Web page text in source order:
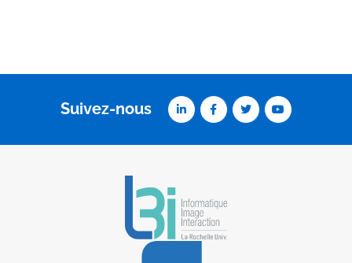
Suivez-nous